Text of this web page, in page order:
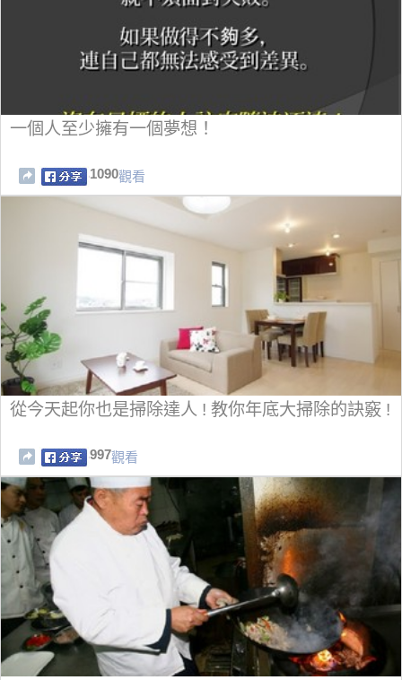
一個人至少擁有一個夢想！
1090觀看
從今天起你也是掃除達人 ! 教你年底大掃除的訣竅 !
997觀看